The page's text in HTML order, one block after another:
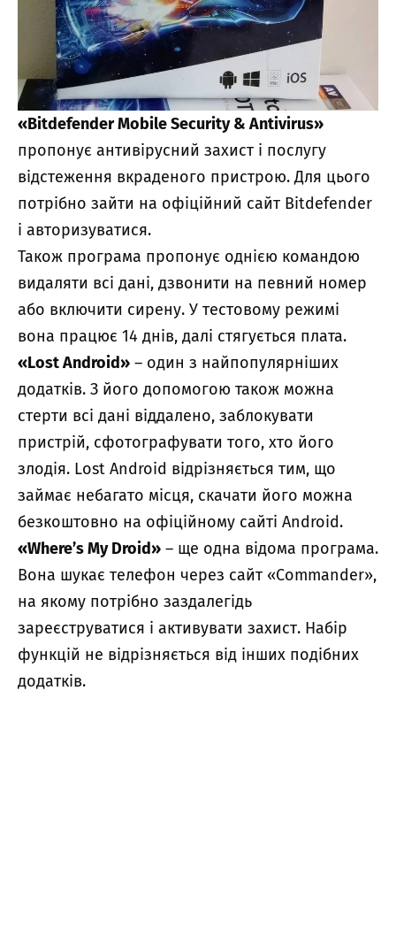
«Bitdefender Mobile Security & Antivirus»
пропонує антивірусний захист і послугу
відстеження вкраденого пристрою. Для цього
потрібно зайти на офіційний сайт Bitdefender
і авторизуватися.
Також програма пропонує однією командою
видаляти всі дані, дзвонити на певний номер
або включити сирену. У тестовому режимі
вона працює 14 днів, далі стягується плата.
«Lost Android» – один з найпопулярніших
додатків. З його допомогою також можна
стерти всі дані віддалено, заблокувати
пристрій, сфотографувати того, хто його
злодія. Lost Android відрізняється тим, що
займає небагато місця, скачати його можна
безкоштовно на офіційному сайті Android.
«Where’s My Droid» – ще одна відома програма.
Вона шукає телефон через сайт «Commander»,
на якому потрібно заздалегідь
зареєструватися і активувати захист. Набір
функцій не відрізняється від інших подібних
додатків.